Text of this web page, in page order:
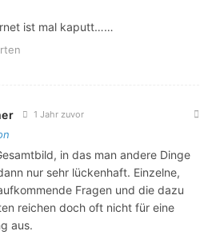
ist mal kaputt……
1 Jahr zuvor
in das man andere Dinge
nur sehr lückenhaft. Einzelne,
Fragen und die dazu
reichen doch oft nicht für eine
aus.